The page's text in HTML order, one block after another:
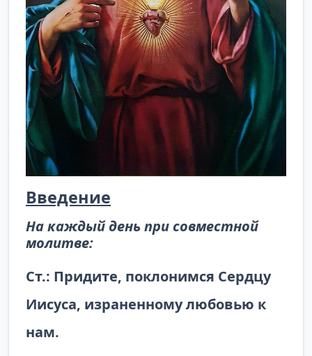
Введение
На каждый день при совместной
молитве:
Ст.: Придите, поклонимся Сердцу
Иисуса, израненному любовью к
нам.